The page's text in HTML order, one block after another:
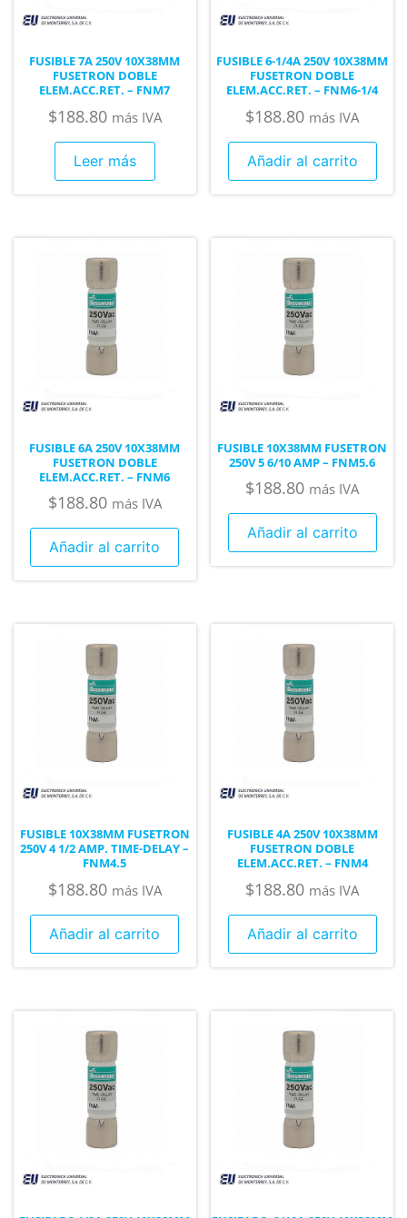
FUSIBLE 7A 250V 10X38MM
FUSETRON DOBLE
ELEM.ACC.RET. – FNM7
$188.80 más IVA
Leer más
FUSIBLE 6-1/4A 250V 10X38MM
FUSETRON DOBLE
ELEM.ACC.RET. – FNM6-1/4
$188.80 más IVA
Añadir al carrito
FUSIBLE 6A 250V 10X38MM
FUSETRON DOBLE
ELEM.ACC.RET. – FNM6
$188.80 más IVA
Añadir al carrito
FUSIBLE 10X38MM FUSETRON
250V 5 6/10 AMP – FNM5.6
$188.80 más IVA
Añadir al carrito
FUSIBLE 10X38MM FUSETRON
250V 4 1/2 AMP. TIME-DELAY –
FNM4.5
$188.80 más IVA
Añadir al carrito
FUSIBLE 4A 250V 10X38MM
FUSETRON DOBLE
ELEM.ACC.RET. – FNM4
$188.80 más IVA
Añadir al carrito